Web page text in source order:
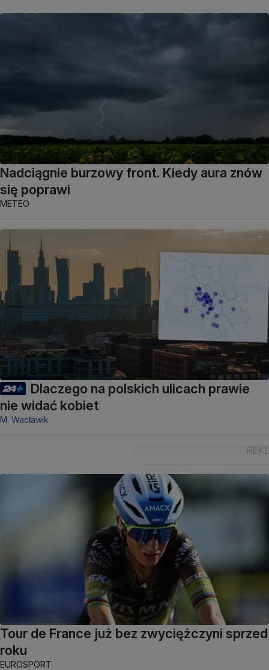
Nadciągnie burzowy front. Kiedy aura znów
się poprawi
METEO
Dlaczego na polskich ulicach prawie
nie widać kobiet
M. Wacławik
Tour de France już bez zwyciężczyni sprzed
roku
EUROSPORT